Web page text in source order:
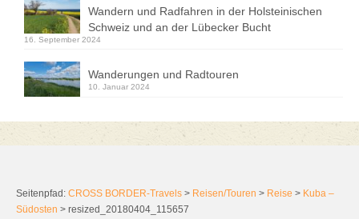
Wandern und Radfahren in der Holsteinischen
Schweiz und an der Lübecker Bucht
16. September 2024
Wanderungen und Radtouren
10. Januar 2024
Seitenpfad: CROSS BORDER-Travels > Reisen/Touren > Reise > Kuba –
Südosten > resized_20180404_115657